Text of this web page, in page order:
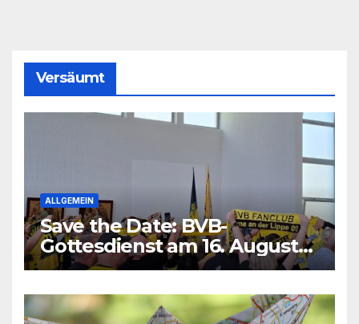
Versäumt
ALLGEMEIN
Save the Date: BVB-
Gottesdienst am 16. August
2026